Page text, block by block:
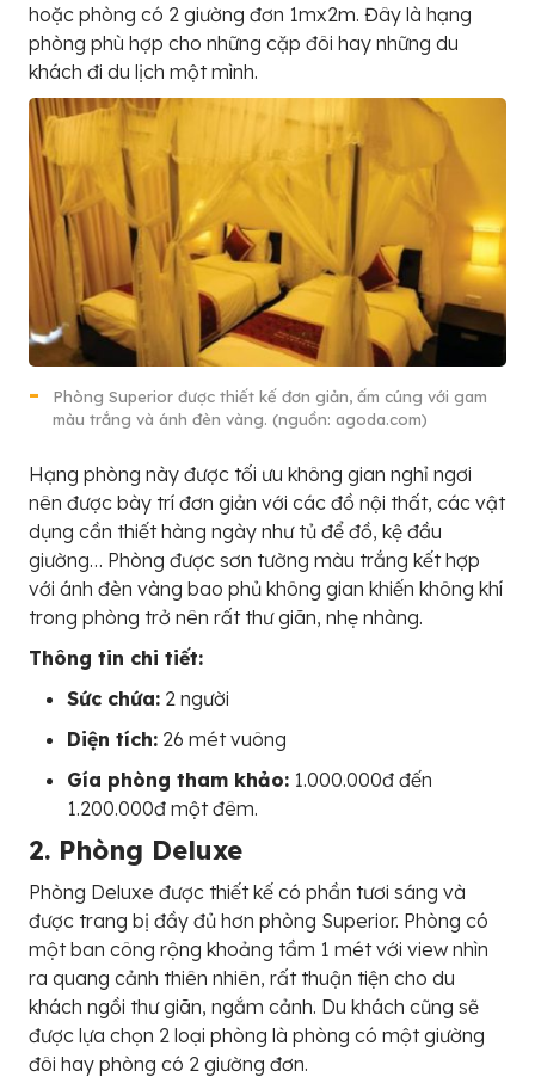
hoặc phòng có 2 giường đơn 1mx2m. Đây là hạng
phòng phù hợp cho những cặp đôi hay những du
khách đi du lịch một mình.
Phòng Superior được thiết kế đơn giản, ấm cúng với gam
màu trắng và ánh đèn vàng. (nguồn: agoda.com)
Hạng phòng này được tối ưu không gian nghỉ ngơi
nên được bày trí đơn giản với các đồ nội thất, các vật
dụng cần thiết hàng ngày như tủ để đồ, kệ đầu
giường… Phòng được sơn tường màu trắng kết hợp
với ánh đèn vàng bao phủ không gian khiến không khí
trong phòng trở nên rất thư giãn, nhẹ nhàng.
Thông tin chi tiết:
Sức chứa: 2 người
Diện tích: 26 mét vuông
Gía phòng tham khảo: 1.000.000đ đến
1.200.000đ một đêm.
2. Phòng Deluxe
Phòng Deluxe được thiết kế có phần tươi sáng và
được trang bị đầy đủ hơn phòng Superior. Phòng có
một ban công rộng khoảng tầm 1 mét với view nhìn
ra quang cảnh thiên nhiên, rất thuận tiện cho du
khách ngồi thư giãn, ngắm cảnh. Du khách cũng sẽ
được lựa chọn 2 loại phòng là phòng có một giường
đôi hay phòng có 2 giường đơn.